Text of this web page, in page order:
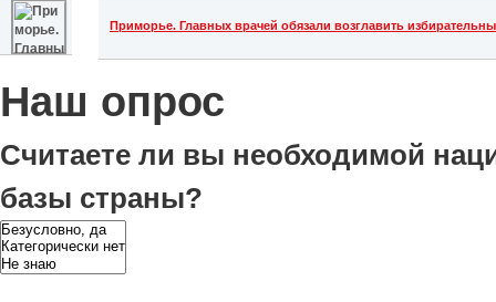
Приморье. Главных врачей обязали возглавить
Наш опрос
Считаете ли вы необходимой
базы страны?